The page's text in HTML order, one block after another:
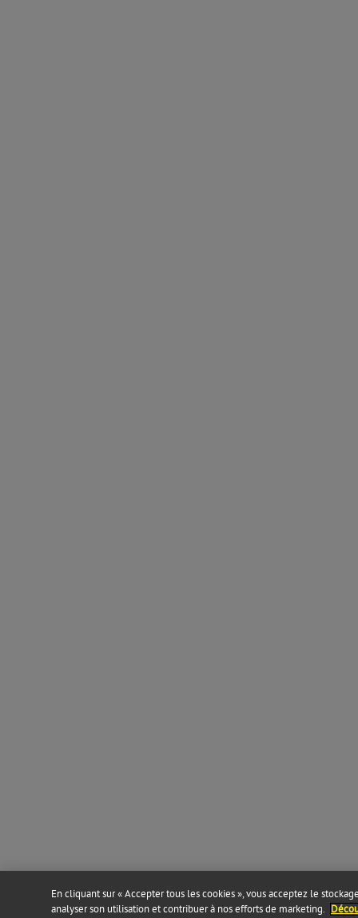
En cliquant sur « Accepter tous les cookies », vous acceptez le
analyser son utilisation et contribuer à nos efforts de marketing.